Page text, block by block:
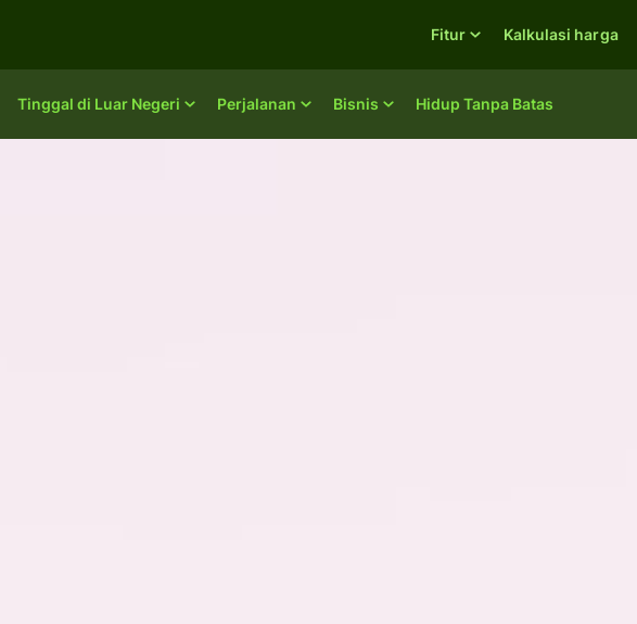
Tinggal di Luar Negeri Perjalanan Bisnis Hidup Tanpa Batas
Fitur Kalkulasi harga